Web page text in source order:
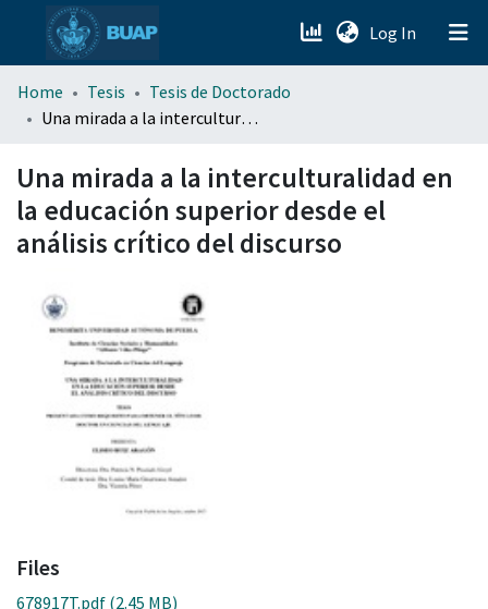
Log In (current)
menu.section.about_menu
Home Tesis
Tesis de Doctorado
Una mirada a la interculturalidad en la educación superior desde el análisis crítico del discurso
Una mirada a la interculturalidad en
la educación superior desde el
análisis crítico del discurso
Files
678917T.pdf (2.45 MB)